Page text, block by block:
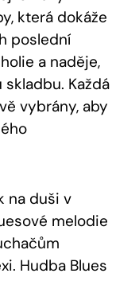
která dokáže
poslední
a naděje,
Každá
vybrány, aby
na duši v
melodie
Hudba Blues